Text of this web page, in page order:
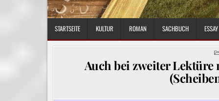
STARTSEITE KULTUR ROMAN SACHBUCH ESSAY
Auch bei zweiter Lektüre